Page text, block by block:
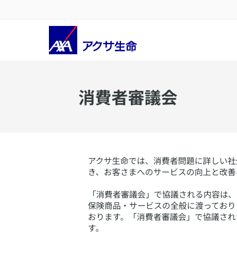
​消費者審議会
アクサ生命では、消費者問題に詳しい
き、お客さまへのサービスの向上と改善
「消費者審議会」で協議される内容は
保険商品・サービスの全般に渡ってお
おります。「消費者審議会」で協議さ
す。